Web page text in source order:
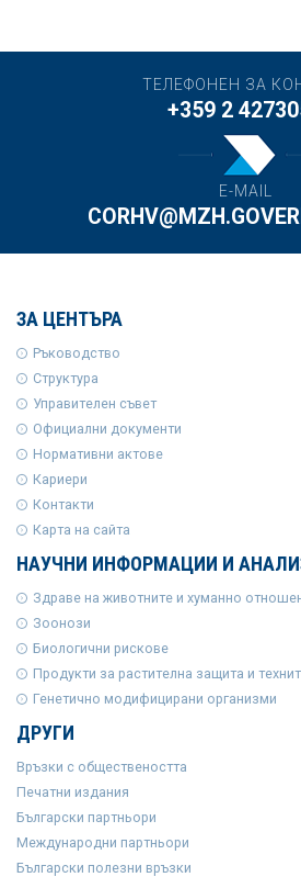
ТЕЛЕФОНЕН ЗА
+359 2
E-MAIL
ЗА ЦЕНТЪРА
Ръководство
Структура
Управителен съвет
Официални документи
Нормативни актове
Кариери
Контакти
Карта на сайта
НАУЧНИ ИНФОРМАЦИИ И
Здраве на животните и хуманно
Зоонози
Биологични рискове
Продукти за растителна защита и
Генетично модифицирани организми
ДРУГИ
Връзки с обществеността
Печатни издания
Български партньори
Международни партньори
Български полезни връзки